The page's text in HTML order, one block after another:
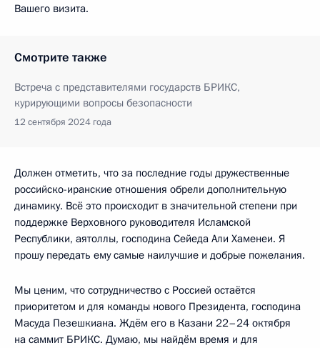
Вашего визита.
Смотрите также
Встреча с представителями государств БРИКС,
курирующими вопросы безопасности
12 сентября 2024 года
Должен отметить, что за последние годы дружественные
российско-иранские отношения обрели дополнительную
динамику. Всё это происходит в значительной степени при
поддержке Верховного руководителя Исламской
Республики, аятоллы, господина Сейеда Али Хаменеи. Я
прошу передать ему самые наилучшие и добрые пожелания.
Мы ценим, что сотрудничество с Россией остаётся
приоритетом и для команды нового Президента, господина
Масуда Пезешкиана. Ждём его в Казани 22–24 октября
на саммит БРИКС. Думаю, мы найдём время и для